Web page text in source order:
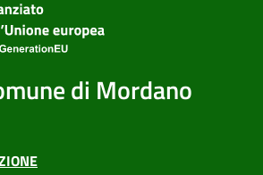
di Mordano